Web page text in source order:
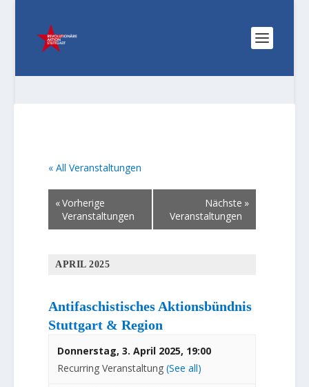
« All Veranstaltungen
«Vorherige
Veranstaltungen
Nächste
Veranstaltungen
»
APRIL 2025
Antifaschistisches Aktionsbündnis
Stuttgart & Region
Donnerstag, 3. April 2025, 19:00
Recurring Veranstaltung(See all)